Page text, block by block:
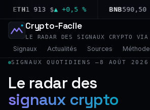
ETH1 913 $▲ +0,5 % BNB590,50 $▲
Crypto-Facile
LE RADAR DES SIGNAUX CRYPTO VIA
Signaux Actualités Sources Méthode
SIGNAUX QUOTIDIENS —8 AOÛT
Le radar des
signaux crypto